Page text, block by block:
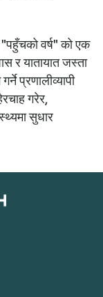
वर्ष" को एक
र यातायात जस्ता
प्रणालीव्यापी
गरेर,
सुधार